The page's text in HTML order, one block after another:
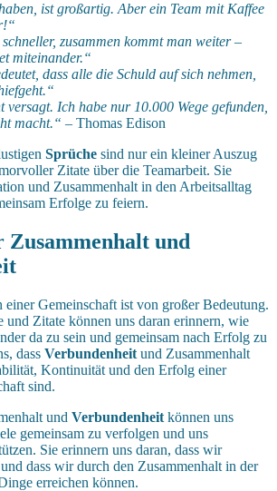
haben, ist großartig. Aber ein Team mit Kaffee
schneller, zusammen kommt man weiter –
miteinander.“
dass alle die Schuld auf sich nehmen,
versagt. Ich habe nur 10.000 Wege gefunden,
macht.“ – Thomas Edison
Sprüche sind nur ein kleiner Auszug
Zitate über die Teamarbeit. Sie
und Zusammenhalt in den Arbeitsalltag
Erfolge zu feiern.
Zusammenhalt und
Gemeinschaft ist von großer Bedeutung.
und Zitate können uns daran erinnern, wie
da zu sein und gemeinsam nach Erfolg zu
dass Verbundenheit und Zusammenhalt
Kontinuität und den Erfolg einer
sind.
und Verbundenheit können uns
gemeinsam zu verfolgen und uns
Sie erinnern uns daran, dass wir
dass wir durch den Zusammenhalt in der
erreichen können.